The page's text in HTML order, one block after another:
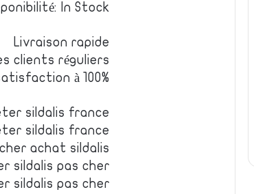
In Stock!
Livraison rapide
clients réguliers
à 100%
sildalis france
sildalis france
achat sildalis
sildalis pas cher
sildalis pas cher